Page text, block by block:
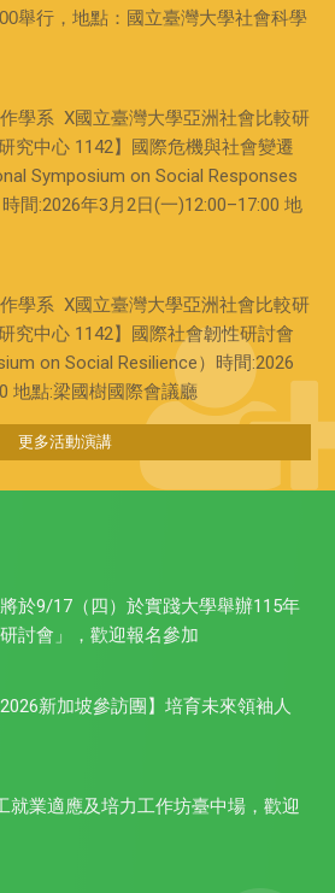
舉行，地點：國立臺灣大學社會科學
作學系 X國立臺灣大學亞洲社會比較研
究中心 1142】國際危機與社會變遷
Symposium on Social Responses
間:2026年3月2日(一)12:00–17:00 地
作學系 X國立臺灣大學亞洲社會比較研
究中心 1142】國際社會韌性研討會
on Social Resilience）時間:2026
地點:梁國樹國際會議廳
更多活動演講
於9/17（四）於實踐大學舉辦115年
討會」，歡迎報名參加
新加坡參訪團】培育未來領袖人
就業適應及培力工作坊臺中場，歡迎